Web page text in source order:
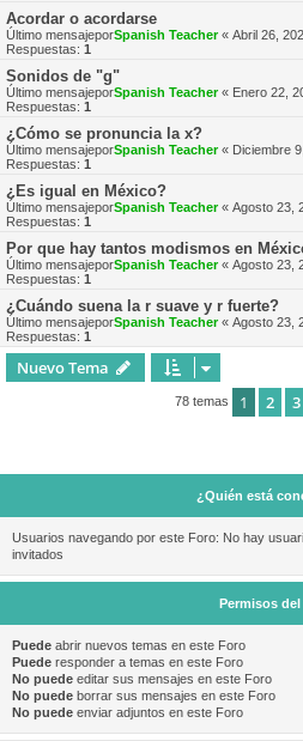
Acordar o acordarse
Último mensajeporSpanish Teacher« Abril 26,
Respuestas: 1
Sonidos de "g"
Último mensajeporSpanish Teacher« Enero 22,
Respuestas: 1
¿Cómo se pronuncia la x?
Último mensajeporSpanish Teacher« Diciembre
Respuestas: 1
¿Es igual en México?
Último mensajeporSpanish Teacher« Agosto 23,
Respuestas: 1
Por que hay tantos modismos en
Último mensajeporSpanish Teacher« Agosto 23,
Respuestas: 1
¿Cuándo suena la r suave y r fuerte?
Último mensajeporSpanish Teacher« Agosto 23,
Respuestas: 1
Nuevo Tema
78 temas 1 2 3
¿Quién está
Usuarios navegando por este Foro: No hay
invitados
Permisos
Puede abrir nuevos temas en este Foro
Puede responder a temas en este Foro
No puede editar sus mensajes en este Foro
No puede borrar sus mensajes en este Foro
No puede enviar adjuntos en este Foro